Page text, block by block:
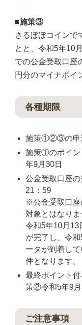
■施策③
さるぼぼコインで
とと、令和5年10
での公金受取口座
円分のマイナポイ
各種期限
施策①②③の申
施策①のポイン
年9月30日
公金受取口座
21：59
※公金受取口座
対象とはなりま
令和5年10月13
が完了し、令
ータが到着し
件となります。
最終ポイント
策②令和5年9
ご注意事項